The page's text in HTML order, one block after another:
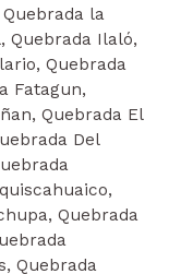
la
Quebrada Ilaló,
Quebrada
Fatagun,
Quebrada El
Del
Quebrada
Quebrada